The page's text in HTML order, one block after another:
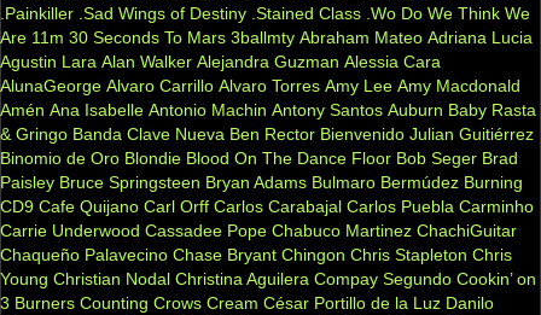
.Painkiller .Sad Wings of Destiny .Stained Class .Wo Do We Think We
Are 11m 30 Seconds To Mars 3ballmty Abraham Mateo Adriana Lucia
Agustin Lara Alan Walker Alejandra Guzman Alessia Cara
AlunaGeorge Alvaro Carrillo Alvaro Torres Amy Lee Amy Macdonald
Amén Ana Isabelle Antonio Machin Antony Santos Auburn Baby Rasta
& Gringo Banda Clave Nueva Ben Rector Bienvenido Julian Guitiérrez
Binomio de Oro Blondie Blood On The Dance Floor Bob Seger Brad
Paisley Bruce Springsteen Bryan Adams Bulmaro Bermúdez Burning
CD9 Cafe Quijano Carl Orff Carlos Carabajal Carlos Puebla Carminho
Carrie Underwood Cassadee Pope Chabuco Martinez ChachiGuitar
Chaqueño Palavecino Chase Bryant Chingon Chris Stapleton Chris
Young Christian Nodal Christina Aguilera Compay Segundo Cookin’ on
3 Burners Counting Crows Cream César Portillo de la Luz Danilo